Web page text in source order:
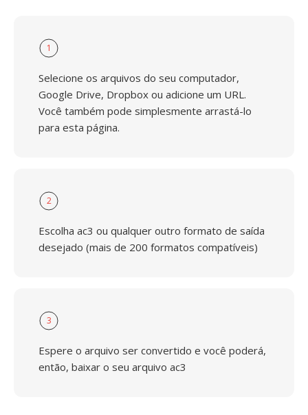
1
Selecione os arquivos do seu computador,
Google Drive, Dropbox ou adicione um URL.
Você também pode simplesmente arrastá-lo
para esta página.
2
Escolha ac3 ou qualquer outro formato de saída
desejado (mais de 200 formatos compatíveis)
3
Espere o arquivo ser convertido e você poderá,
então, baixar o seu arquivo ac3